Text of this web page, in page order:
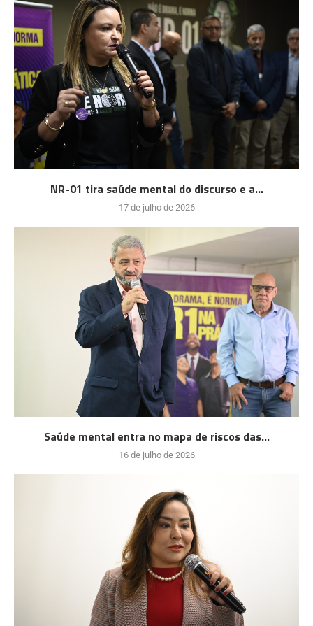
NR-01 tira saúde mental do discurso e a...
17 de julho de 2026
Saúde mental entra no mapa de riscos das...
16 de julho de 2026